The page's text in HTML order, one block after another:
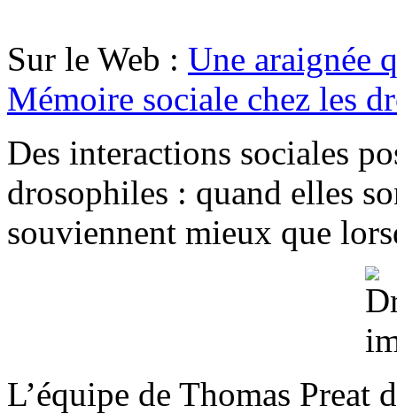
Sur le Web : Une araignée
Mémoire sociale chez les
Des interactions sociales
drosophiles : quand elles
souviennent mieux que
L’équipe de Thomas